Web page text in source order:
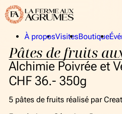
À propos
La Ferme aux
La collection
Équipe
VisitesBoutique
À propos
Pâtes de fruits
Alchimie Poivrée et
CHF 36.- 350g
5 pâtes de fruits réalisé par